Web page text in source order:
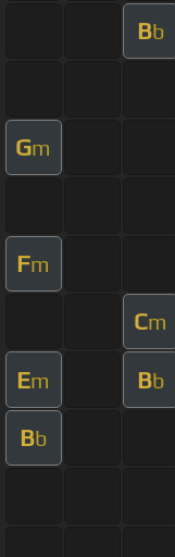
Bb
Gm
Fm
Cm
Em Bb
Bb